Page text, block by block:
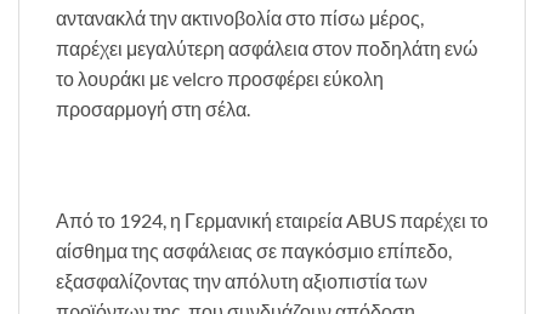
αντανακλά την ακτινοβολία στο πίσω μέρος,
παρέχει μεγαλύτερη ασφάλεια στον ποδηλάτη ενώ
το λουράκι με velcro προσφέρει εύκολη
προσαρμογή στη σέλα.
Από το 1924, η Γερμανική εταιρεία ABUS παρέχει το
αίσθημα της ασφάλειας σε παγκόσμιο επίπεδο,
εξασφαλίζοντας την απόλυτη αξιοπιστία των